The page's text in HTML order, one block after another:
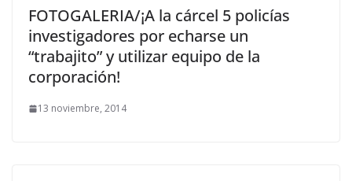
FOTOGALERIA/¡A la cárcel 5 policías
investigadores por echarse un
“trabajito” y utilizar equipo de la
corporación!
13 noviembre, 2014